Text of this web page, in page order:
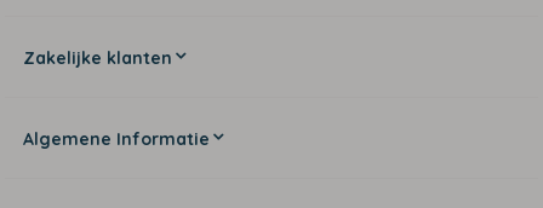
Zakelijke klanten
Algemene Informatie